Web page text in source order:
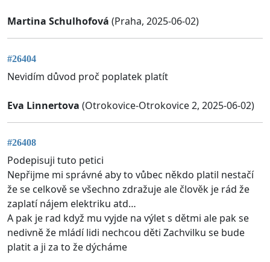
Martina Schulhofová (Praha, 2025-06-02)
#26404
Nevidím důvod proč poplatek platít
Eva Linnertova (Otrokovice-Otrokovice 2, 2025-06-02)
#26408
Podepisuji tuto petici
Nepřijme mi správné aby to vůbec někdo platil nestačí
že se celkově se všechno zdražuje ale člověk je rád že
zaplatí nájem elektriku atd…
A pak je rad když mu vyjde na výlet s dětmi ale pak se
nedivně že mládí lidi nechcou děti Zachvilku se bude
platit a ji za to že dýcháme